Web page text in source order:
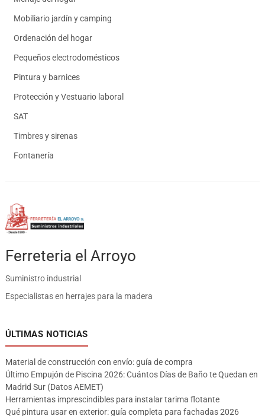
Mobiliario jardín y camping
Ordenación del hogar
Pequeños electrodomésticos
Pintura y barnices
Protección y Vestuario laboral
SAT
Timbres y sirenas
Fontanería
Ferreteria el Arroyo
Suministro industrial
Especialistas en herrajes para la madera
ÚLTIMAS NOTICIAS
Material de construcción con envío: guía de compra
Último Empujón de Piscina 2026: Cuántos Días de Baño te Quedan en
Madrid Sur (Datos AEMET)
Herramientas imprescindibles para instalar tarima flotante
Qué pintura usar en exterior: guía completa para fachadas 2026